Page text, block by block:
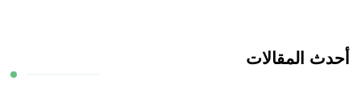
ما؟
أحدث المقالات